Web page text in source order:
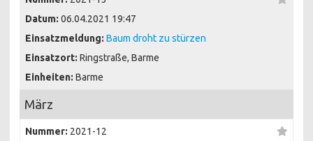
Datum: 06.04.2021 19:47
Einsatzmeldung: Baum droht zu stürzen
Einsatzort: Ringstraße, Barme
Einheiten: Barme
März
Nummer: 2021-12